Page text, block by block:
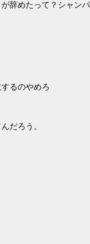
辞めたって？シャンパ
るのやめろ
だろう。